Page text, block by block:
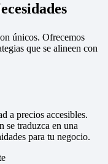
únicos. Ofrecemos
que se alineen con
a precios accesibles.
se traduzca en una
para tu negocio.